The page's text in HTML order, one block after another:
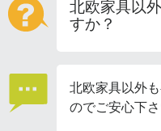
北欧家具以
すか？
北欧家具以外
のでご安心下さ